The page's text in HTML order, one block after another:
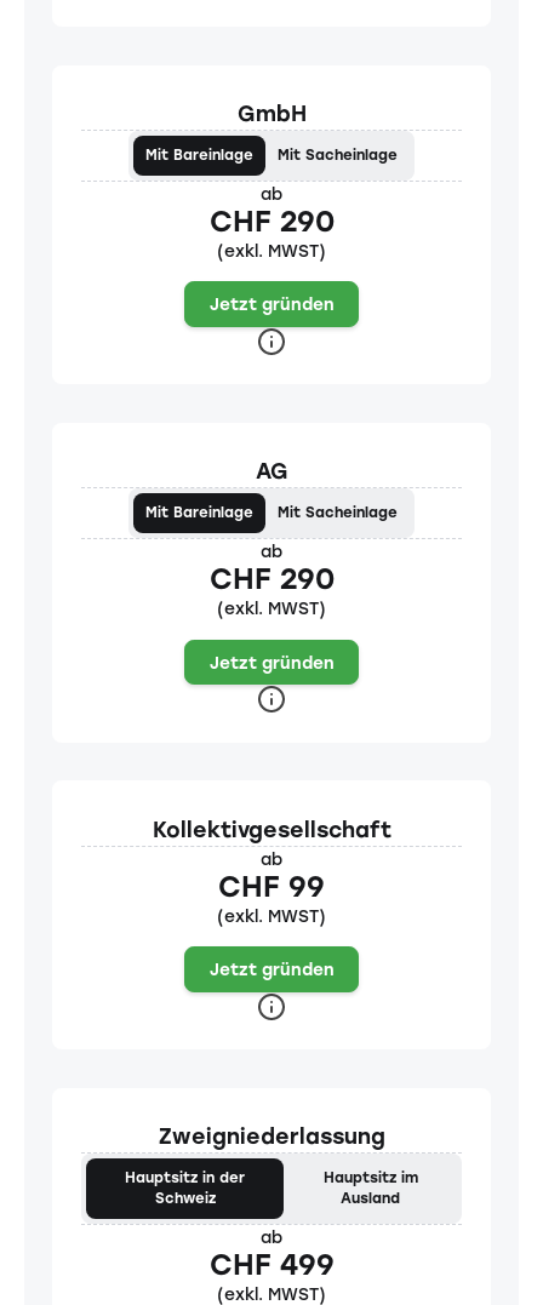
GmbH
Mit Bareinlage Mit Sacheinlage
ab
CHF 290
(exkl. MWST)
Jetzt gründen
AG
Mit Bareinlage Mit Sacheinlage
ab
CHF 290
(exkl. MWST)
Jetzt gründen
Kollektivgesellschaft
ab
CHF 99
(exkl. MWST)
Jetzt gründen
Zweigniederlassung
Hauptsitz in der
Schweiz
Hauptsitz im
Ausland
ab
CHF 499
(exkl. MWST)